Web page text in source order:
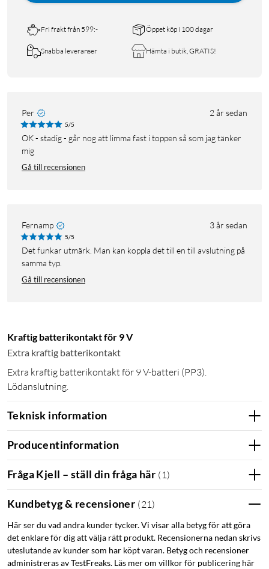
Fri frakt från 599:- Öppet köp i 100 dagar
Snabba leveranser Hämta i butik, GRATIS!
Per 2 år sedan
5/5
OK - stadig - går nog att limma fast i toppen så som jag tänker
mig
Gå till recensionen
Fernamp 3 år sedan
5/5
Det funkar utmärk. Man kan koppla det till en till avslutning på
samma typ.
Gå till recensionen
Kraftig batterikontakt för 9 V
Extra kraftig batterikontakt
Extra kraftig batterikontakt för 9 V-batteri (PP3).
Lödanslutning.
Teknisk information
Producentinformation
Fråga Kjell – ställ din fråga här ( 1)
Kundbetyg & recensioner (21)
Här ser du vad andra kunder tycker. Vi visar alla betyg för att göra
det enklare för dig att välja rätt produkt. Recensionerna nedan skrivs
uteslutande av kunder som har köpt varan. Betyg och recensioner
administreras av TestFreaks. Läs mer om villkor för publicering här